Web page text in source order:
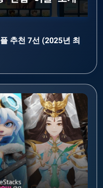
추천 7선 (2025년 최